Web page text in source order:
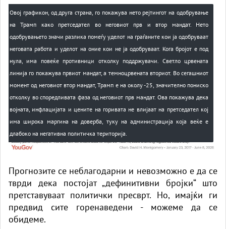
Овој графикон, од друга страна, го покажува нето рејтингот на одобрување
на Трамп како претседател во неговиот прв и втор мандат. Нето
одобрувањето значи разлика помеѓу уделот на граѓаните кои ја одобруваат
неговата работа и уделот на оние кои не ја одобруваат. Кога бројот е под
нула, има повеќе противници отколку поддржувачи. Светло црвената
линија го покажува првиот мандат, а темноцрвената вториот. Во сегашниот
момент од неговиот втор мандат, Трамп е на околу -25, значително пониско
отколку во споредливата фаза од неговиот прв мандат. Ова покажува дека
војната, инфлацијата и цените на горивата не влијаат на претседател кој
има широка маргина на доверба, туку на администрација која веќе е
длабоко на негативна политичка територија.
Прогнозите се неблагодарни и невозможно е да се
тврди дека постојат „дефинитивни бројки“ што
претставуваат политички пресврт. Но, имајќи ги
предвид сите горенаведени - можеме да се
обидеме.